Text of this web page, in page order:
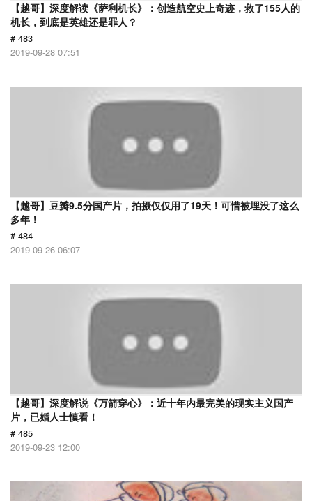
【越哥】深度解读《萨利机长》：创造航空史上奇迹，救了155人的
机长，到底是英雄还是罪人？
# 483
2019-09-28 07:51
【越哥】豆瓣9.5分国产片，拍摄仅仅用了19天！可惜被埋没了这么
多年！
# 484
2019-09-26 06:07
【越哥】深度解说《万箭穿心》：近十年内最完美的现实主义国产
片，已婚人士慎看！
# 485
2019-09-23 12:00